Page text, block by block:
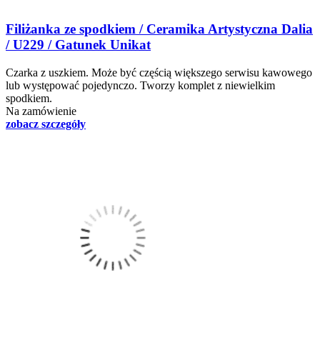
Filiżanka ze spodkiem / Ceramika Artystyczna Dalia
/ U229 / Gatunek Unikat
Czarka z uszkiem. Może być częścią większego serwisu kawowego
lub występować pojedynczo. Tworzy komplet z niewielkim
spodkiem.
Na zamówienie
zobacz szczegóły